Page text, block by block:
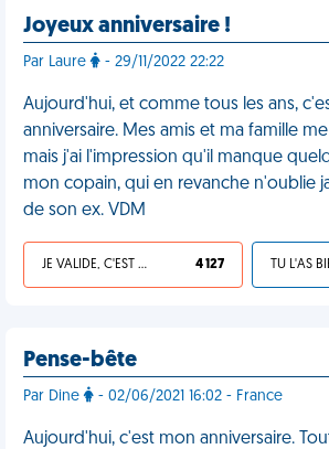
Joyeux anniversaire !
Par Laure - 29/11/2022 22:22
Aujourd'hui, et comme tous les ans,
anniversaire. Mes amis et ma famille
mais j'ai l'impression qu'il manque
mon copain, qui en revanche n'oublie
de son ex. VDM
JE VALIDE, C'EST UNE VDM 4 127
Pense-bête
Par Dine - 02/06/2021 16:02 - France
Aujourd'hui, c'est mon anniversaire.